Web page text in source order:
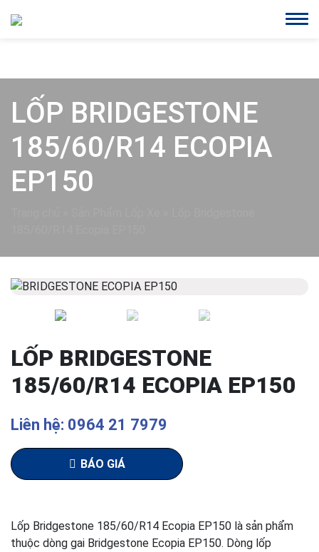
LỐP BRIDGESTONE
185/60/R14 ECOPIA
EP150
Previous
LỐP BRIDGESTONE
185/60/R14 ECOPIA EP150
Liên hệ: 0964 21 7979
BÁO GIÁ
Lốp Bridgestone 185/60/R14 Ecopia EP150 là sản phẩm
thuộc dòng gai Bridgestone Ecopia EP150. Dòng lốp